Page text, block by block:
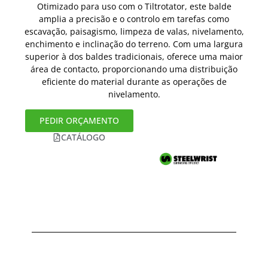
Otimizado para uso com o Tiltrotator, este balde
amplia a precisão e o controlo em tarefas como
escavação, paisagismo, limpeza de valas, nivelamento,
enchimento e inclinação do terreno. Com uma largura
superior à dos baldes tradicionais, oferece uma maior
área de contacto, proporcionando uma distribuição
eficiente do material durante as operações de
nivelamento.
PEDIR ORÇAMENTO
CATÁLOGO